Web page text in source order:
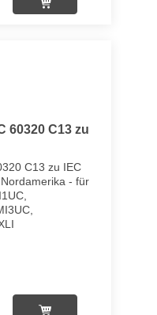
60320 C13 zu
C13 zu IEC
- für